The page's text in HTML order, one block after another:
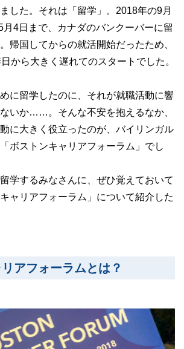
した。それは「留学」。2018年の9月
4日まで、カナダのバンクーバーに留
帰国してからの就活開始だったため、
から大きく遅れてのスタートでした。
に留学したのに、それが就職活動に響
いか……。そんな不安を抱えるなか、
に大きく役立ったのが、バイリンガル
ボストンキャリアフォーラム」でし
学するみなさんに、ぜひ覚えておいて
ャリアフォーラム」について紹介した
アフォーラムとは？